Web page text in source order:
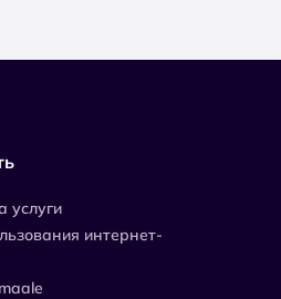
услуги
интернет-